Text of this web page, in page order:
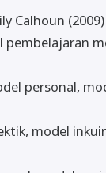
Calhoun
personal,
model